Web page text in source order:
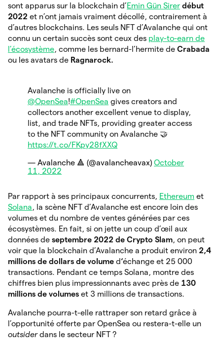
sont apparus sur la blockchain d’Emin Gün Sirer début
2022 et n’ont jamais vraiment décollé, contrairement à
d’autres blockchains. Les seuls NFT d’Avalanche qui ont
connu un certain succès sont ceux des play-to-earn de
l’écosystème, comme les bernard-l’hermite de Crabada
ou les avatars de Ragnarock.
Avalanche is officially live on
@OpenSea!#OpenSea gives creators and
collectors another excellent venue to display,
list, and trade NFTs, providing greater access
to the NFT community on Avalanche 🤝
https://t.co/FKpy28fXXQ
— Avalanche 🔺 (@avalancheavax) October
11, 2022
Par rapport à ses principaux concurrents, Ethereum et
Solana, la scène NFT d’Avalanche est encore loin des
volumes et du nombre de ventes générées par ces
écosystèmes. En fait, si on jette un coup d’œil aux
données de septembre 2022 de Crypto Slam, on peut
voir que la blockchain d’Avalanche a produit environ 2,4
millions de dollars de volume d‘échange et 25 000
transactions. Pendant ce temps Solana, montre des
chiffres bien plus impressionnants avec près de 130
millions de volumes et 3 millions de transactions.
Avalanche pourra-t-elle rattraper son retard grâce à
l’opportunité offerte par OpenSea ou restera-t-elle un
outsiderdans le secteur NFT ?